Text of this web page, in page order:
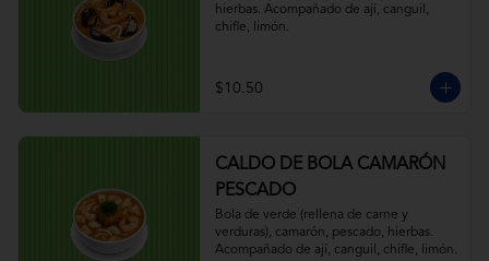
hierbas. Acompañado de ají, canguil,
chifle, limón.
$10.50
CALDO DE BOLA CAMARÓN
PESCADO
Bola de verde (rellena de carne y
verduras), camarón, pescado, hierbas.
Acompañado de ají, canguil, chifle, limón.